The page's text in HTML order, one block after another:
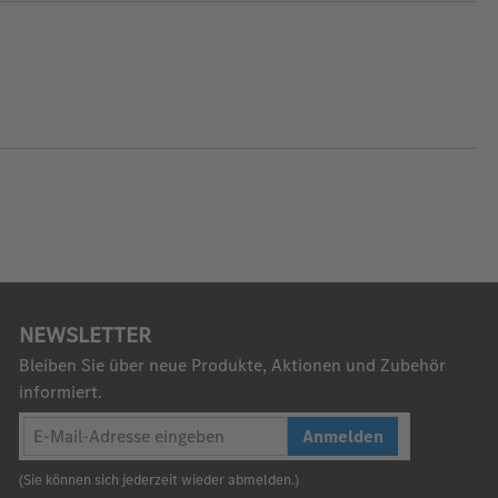
NEWSLETTER
Bleiben Sie über neue Produkte, Aktionen und Zubehör
informiert.
Anmelden
(Sie können sich jederzeit wieder abmelden.)